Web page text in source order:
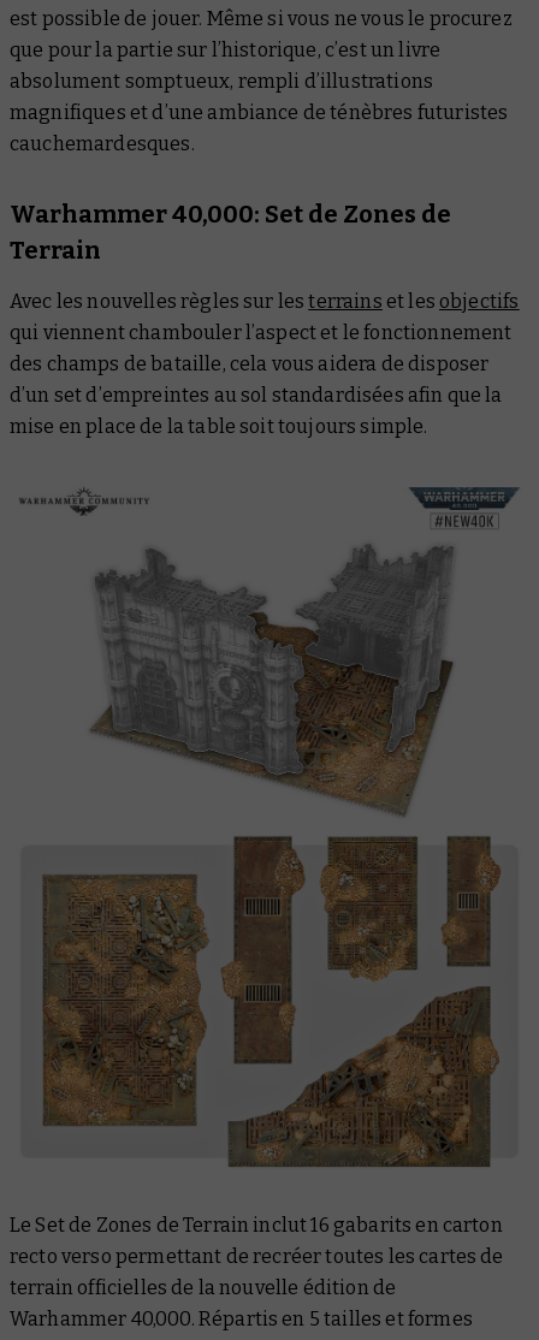
est possible de jouer. Même si vous ne vous le procurez
que pour la partie sur l’historique, c’est un livre
absolument somptueux, rempli d’illustrations
magnifiques et d’une ambiance de ténèbres futuristes
cauchemardesques.
Warhammer 40,000: Set de Zones de
Terrain
Avec les nouvelles règles sur lesterrains et les objectifs
qui viennent chambouler l’aspect et le fonctionnement
des champs de bataille, cela vous aidera de disposer
d’un set d’empreintes au sol standardisées afin que la
mise en place de la table soit toujours simple.
Le Set de Zones de Terrain inclut 16 gabarits en carton
recto verso permettant de recréer toutes les cartes de
terrain officielles de la nouvelle édition de
Warhammer 40,000. Répartis en 5 tailles et formes